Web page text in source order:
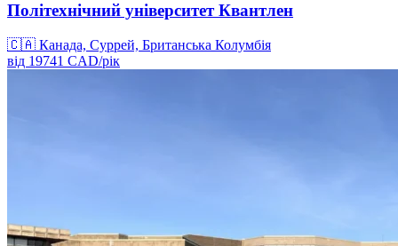
Політехнічний університет Квантлен
🇨🇦 Канада, Суррей, Британська Колумбія
від 19741 CAD/рік